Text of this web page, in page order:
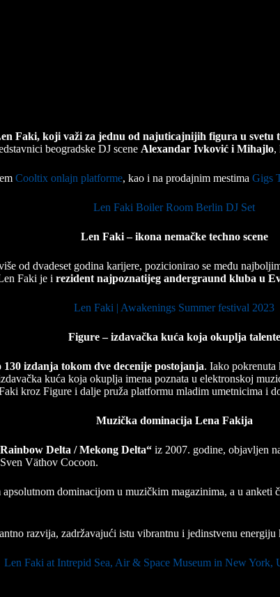
Faki, koji važi za jednu od najuticajnijih figura u svetu
beogradske DJ scene Alexandar Ivković i Mihajlo,
Cooltix onlajn platforme, kao i na prodajnim mestima Gigs
Len Faki Boiler Room Berlin DJ Set
Len Faki – ikona nemačke techno scene
od dvadeset godina karijere, pozicionirao se među
Faki je i rezident najpoznatijeg andergraund kluba u
Len Faki | Awakenings Summer festival 2023
Figure – izdavačka kuća koja okuplja talente
izdanja tokom dve decenije postojanja. Iako pokrenuta
kuća koja okuplja imena poznata u elektronskoj
kroz Figure i dalje pruža platformu mladim umetnicima i
Muzička dominacija Lena Fakija
Delta / Mekong Delta“ iz 2007. godine, objavljen
Väthov Cocoon.
dominacijom u muzičkim magazinima, a u
razvija, zadržavajući istu vibrantnu i jedinstvenu energiju
Len Faki at Intrepid Sea, Air & Space Museum in New York,